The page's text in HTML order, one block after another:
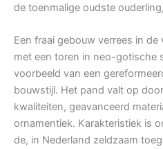
de toenmalige oudste
Een fraai gebouw verrees in
met een toren in neo-gotische
voorbeeld van een
bouwstijl. Het pand valt op
kwaliteiten, geavanceerd
ornamentiek. Karakteristiek is
de, in Nederland zeldzaam